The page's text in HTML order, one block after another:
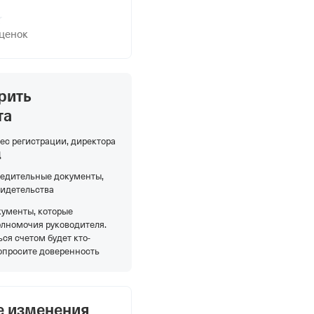
регистрации, директора
документы,
которые
руководителя.
счетом будет кто-
доверенность